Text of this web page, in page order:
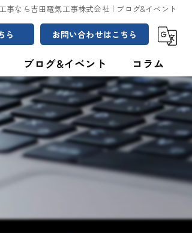
事なら吉田電気工事株式会社 | ブログ&イベント
ら お問い合わせはこちら
ブログ&イベント コラム